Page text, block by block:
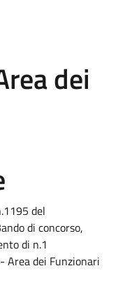
dei
del
di concorso,
di n.1
Area dei Funzionari